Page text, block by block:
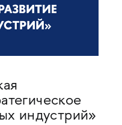
индустрий»